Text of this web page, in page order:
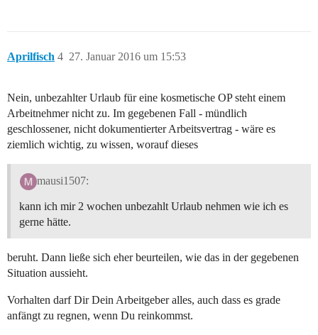
Aprilfisch 27. Januar 2016 um 15:53
4
Nein, unbezahlter Urlaub für eine kosmetische OP steht einem
Arbeitnehmer nicht zu. Im gegebenen Fall - mündlich
geschlossener, nicht dokumentierter Arbeitsvertrag - wäre es
ziemlich wichtig, zu wissen, worauf dieses
mausi1507:
kann ich mir 2 wochen unbezahlt Urlaub nehmen wie ich es
gerne hätte.
beruht. Dann ließe sich eher beurteilen, wie das in der gegebenen
Situation aussieht.
Vorhalten darf Dir Dein Arbeitgeber alles, auch dass es grade
anfängt zu regnen, wenn Du reinkommst.